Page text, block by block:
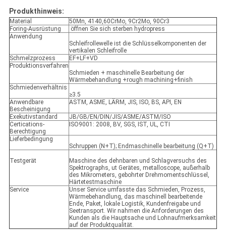
Produkthinweis:
Material
50Mn, 4140,60CrMo, 9Cr2Mo, 90Cr3
Foring-Ausrüstung
öffnen Sie sich sterben hydropress
Anwendung
Schleifrollewelle ist die Schlüsselkomponenten der
vertikalen Schleifrolle
Schmelzprozess
EF+LF+VD
Produktionsverfahren
Schmieden + maschinelle Bearbeitung der
Wärmebehandlung +rough machining+finish
Schmiedenverhältnis
≥3.5
Anwendbare
Bescheinigung
ASTM, ASME, LÄRM, JIS, ISO, BS, API, EN
Exekutivstandard
JB/GB/EN/DIN/JIS/ASME/ASTM/ISO
Certications-
Berechtigung
ISO9001: 2008, BV, SGS, IST, UL, CTI
Lieferbedingung
Schruppen (N+T); Endmaschinelle bearbeitung (Q+T)
Testgerät
Maschine des dehnbaren und Schlagversuchs des
Spektrographs, ut Gerätes, metalloscope, außerhalb
des Mikrometers, gebohrter Drehmomentschlüssel,
Härtetestmaschine
Service
Unser Service umfasste das Schmieden, Prozess,
Wärmebehandlung, das maschinell bearbeitende
Ende, Paket, lokale Logistik, Kundenfreigabe und
Seetransport. Wir nahmen die Anforderungen des
Kunden als die Hauptsache und Lohnaufmerksamkeit
auf der Produktqualität.